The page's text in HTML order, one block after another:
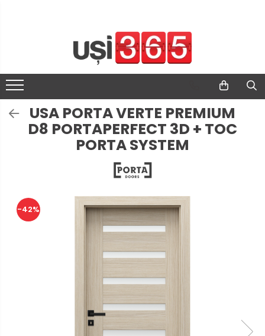
USA PORTA VERTE PREMIUM
D8 PORTAPERFECT 3D + TOC
PORTA SYSTEM
-42%